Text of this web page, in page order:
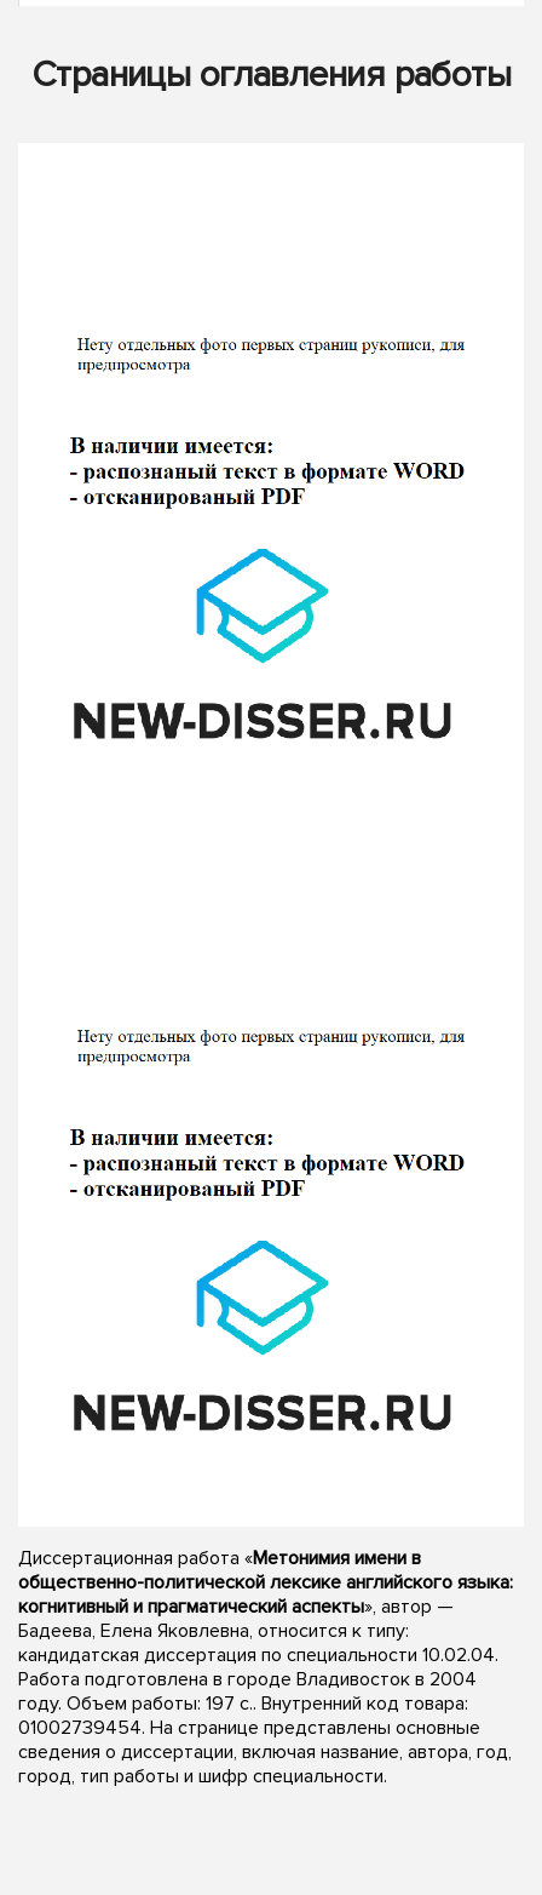
Страницы оглавления работы
Диссертационная работа «Метонимия имени в
общественно-политической лексике английского языка:
когнитивный и прагматический аспекты», автор —
Бадеева, Елена Яковлевна, относится к типу:
кандидатская диссертация по специальности 10.02.04.
Работа подготовлена в городе Владивосток в 2004
году. Объем работы: 197 с.. Внутренний код товара:
01002739454. На странице представлены основные
сведения о диссертации, включая название, автора, год,
город, тип работы и шифр специальности.